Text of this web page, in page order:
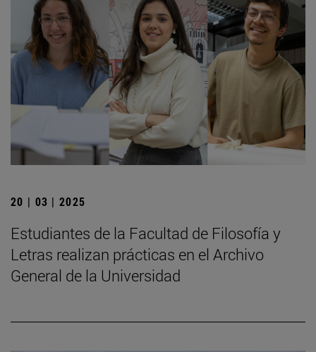
20 | 03 | 2025
Estudiantes de la Facultad de Filosofía y
Letras realizan prácticas en el Archivo
General de la Universidad